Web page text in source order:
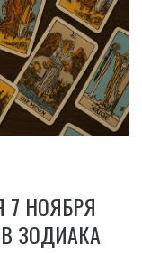
7 НОЯБРЯ
ЗОДИАКА